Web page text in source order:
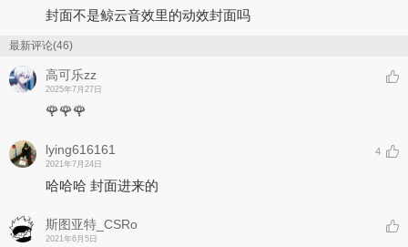
封面不是鲸云音效里的动效封面吗
最新评论(46)
高可乐zz
2025年7月27日
🌹🌹🌹
lying616161
2021年7月24日
4
哈哈哈 封面进来的
斯图亚特_CSRo
2021年6月5日